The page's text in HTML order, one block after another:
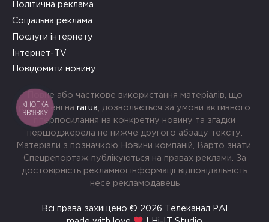
Політична реклама
Соціальна реклама
Послуги інтернету
Інтернет-TV
Повідомити новину
Повне або часткове використання матеріалів, що
розміщені на rai.ua , дозволяється за умови активного
гіперпосилання на конкретну новину та згадки
першоджерела не нижче другого абзацу тексту.
Матеріали з позначкою Новини компаній, Варто знати,
Спецрепортаж публікуються на правах реклами. За
достовірність рекламної інформації відповідальність
несе рекламодавець
Всі права захищено © 2026 Телеканал РАІ
КНОПКА
ЗВ'ЯЗКУ